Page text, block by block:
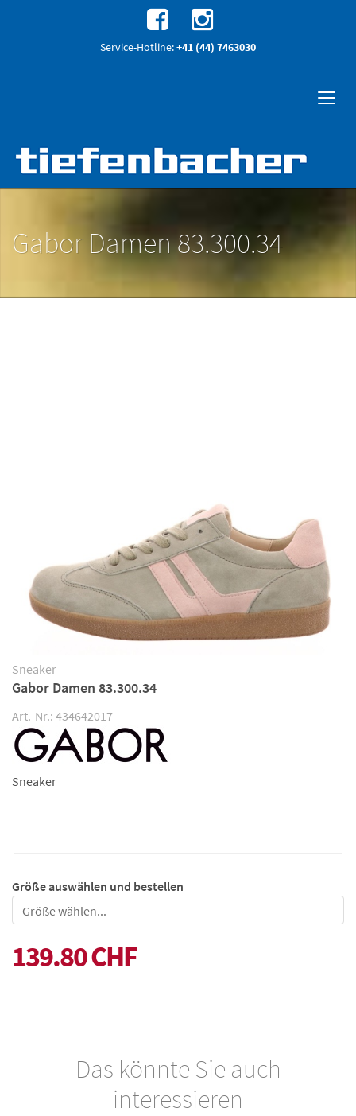
Service-Hotline:+41 (44) 7463030
Gabor Damen 83.300.34
Sneaker
Gabor Damen 83.300.34
Art.-Nr.: 434642017
Sneaker
Größe auswählen und bestellen
Größe
139.80 CHF
Das könnte Sie auch
interessieren